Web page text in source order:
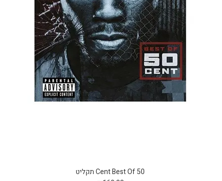
50 Cent Best Of תקליט